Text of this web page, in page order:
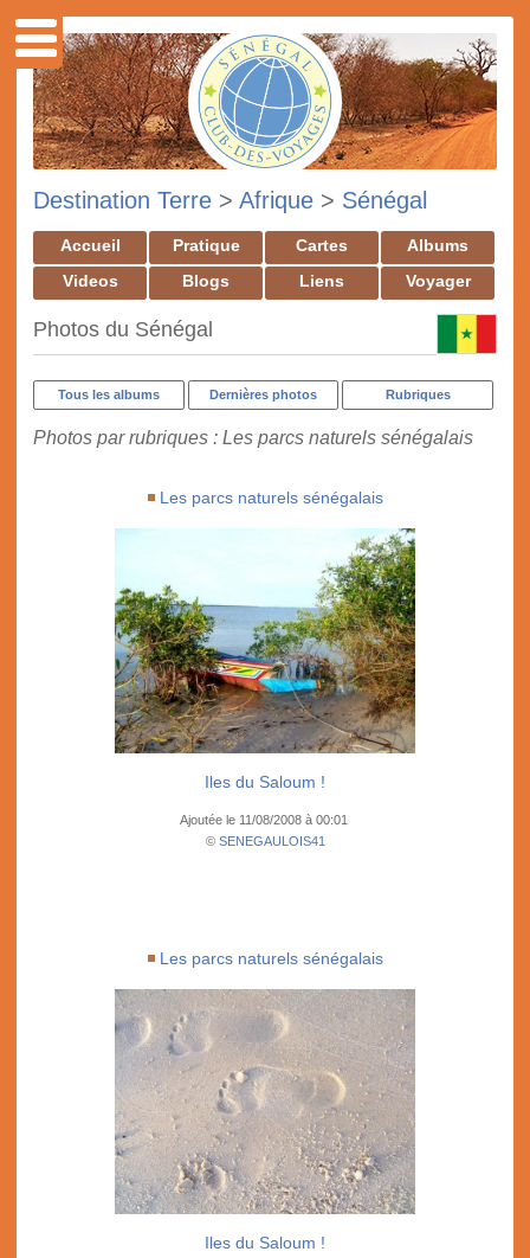
Destination Terre > Afrique > Sénégal
Accueil Pratique Cartes
Albums
Videos
Blogs Liens Voyager
Photos du Sénégal
Tous les albums Dernières photos Rubriques
Photos par rubriques : Les parcs naturels sénégalais
Les parcs naturels sénégalais
Iles du Saloum !
Ajoutée le 11/08/2008 à 00:01
© SENEGAULOIS41
Les parcs naturels sénégalais
Iles du Saloum !